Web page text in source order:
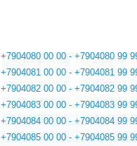
+7904080 00 00 - +7904080 99
+7904081 00 00 - +7904081 99
+7904082 00 00 - +7904082 99
+7904083 00 00 - +7904083 99
+7904084 00 00 - +7904084 99
+7904085 00 00 - +7904085 99